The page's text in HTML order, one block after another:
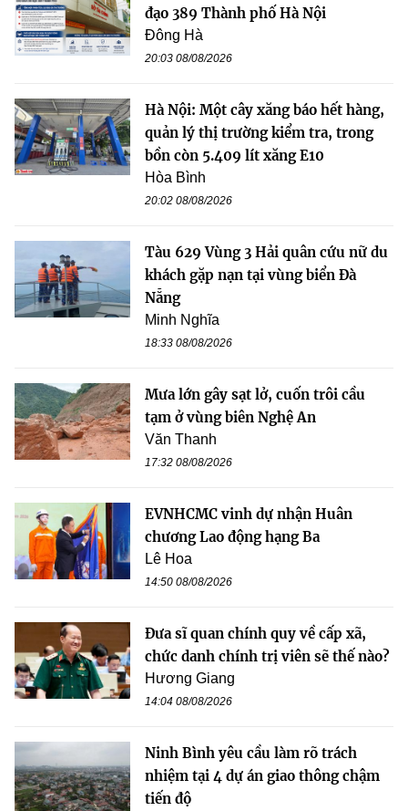
đạo 389 Thành phố Hà Nội
Đông Hà
20:03 08/08/2026
Hà Nội: Một cây xăng báo hết hàng,
quản lý thị trường kiểm tra, trong
bồn còn 5.409 lít xăng E10
Hòa Bình
20:02 08/08/2026
Tàu 629 Vùng 3 Hải quân cứu nữ du
khách gặp nạn tại vùng biển Đà
Nẵng
Minh Nghĩa
18:33 08/08/2026
Mưa lớn gây sạt lở, cuốn trôi cầu
tạm ở vùng biên Nghệ An
Văn Thanh
17:32 08/08/2026
EVNHCMC vinh dự nhận Huân
chương Lao động hạng Ba
Lê Hoa
14:50 08/08/2026
Đưa sĩ quan chính quy về cấp xã,
chức danh chính trị viên sẽ thế nào?
Hương Giang
14:04 08/08/2026
Ninh Bình yêu cầu làm rõ trách
nhiệm tại 4 dự án giao thông chậm
tiến độ